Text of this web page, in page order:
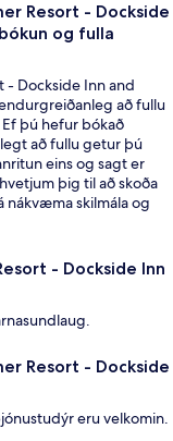
Resort - Dockside
og fulla
- Dockside Inn and
að fullu
þú hefur bókað
að fullu getur þú
eins og sagt er
þig til að skoða
nákvæma skilmála og
- Dockside Inn
Resort - Dockside
eru velkomin.